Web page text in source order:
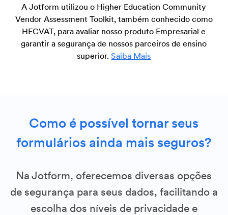
A Jotform utilizou o Higher Education Community
Vendor Assessment Toolkit, também conhecido como
HECVAT, para avaliar nosso produto Empresarial e
garantir a segurança de nossos parceiros de ensino
superior.Saiba Mais
Como é possível tornar seus
formulários ainda mais seguros?
Na Jotform, oferecemos diversas opções
de segurança para seus dados, facilitando a
escolha dos níveis de privacidade e